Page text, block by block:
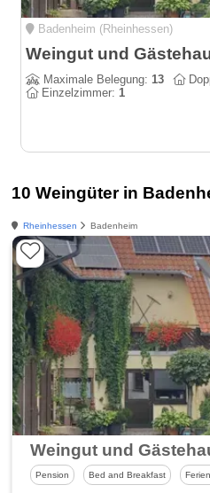
Badenheim (Rheinhessen)
Weingut und
Maximale Belegung:13
Einzelzimmer:1
10 Weingüter in
Rheinhessen Badenheim
Weingut und
Pension Bed and Breakfast